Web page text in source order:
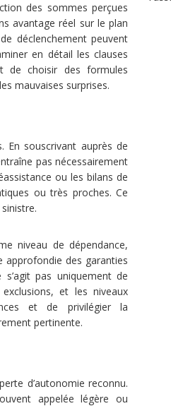
des sommes perçues
avantage réel sur le plan
déclenchement peuvent
en détail les clauses
de choisir des formules
mauvaises surprises.
En souscrivant auprès de
pas nécessairement
ou les bilans de
ou très proches. Ce
niveau de dépendance,
approfondie des garanties
pas uniquement de
et les niveaux
et de privilégier la
pertinente.
d’autonomie reconnu.
appelée légère ou